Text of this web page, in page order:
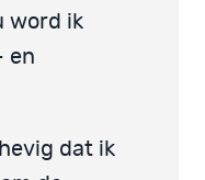
word ik
en
dat ik